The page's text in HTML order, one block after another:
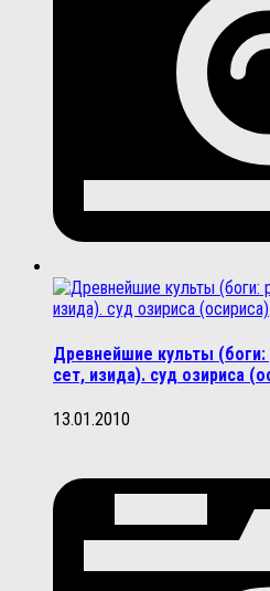
Древнейшие культы
сет, изида). суд озириса
13.01.2010